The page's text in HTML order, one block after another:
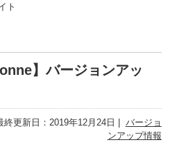
ト
】バージョンアッ
終更新日：2019年12月24日
バージョ
ンアップ情報